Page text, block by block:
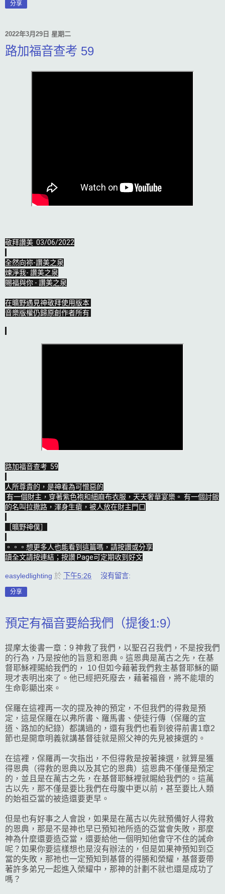
分享
2022年3月29日 星期二
路加福音查考 59
敬拜讚美  03/06/2022
全然向祢-讚美之泉
煉淨我- 讚美之泉
賜福與你 - 讚美之泉
在曠野遇見神敬拜使用版本
音樂版權仍歸原創作者所有
路加福音查考  59
人所尊貴的，是神看為可憎惡的
的名叫拉撒路，渾身生瘡，被人放在財主門口
［曠野神僕］
。。。想更多人也能看到這篇嗎，請按讚或分享
讀全文請按連結；按讚 Page可定期收到好文
easyledlighting 於 下午5:26 沒有留言:
分享
預定有福音要給我們（提後1:9）
提摩太後書一章：9 神救了我們，以聖召召我們，不是按我們
的行為，乃是按他的旨意和恩典。這恩典是萬古之先，在基
督耶穌裡賜給我們的， 10 但如今藉著我們救主基督耶穌的顯
現才表明出來了。他已經把死廢去，藉著福音，將不能壞的
生命彰顯出來。
保羅在這裡再一次的提及神的預定，不但我們的得救是預
定，這是保羅在以弗所書、羅馬書、使徒行傳（保羅的宣
道、路加的紀錄）都講過的，還有我們也看到彼得前書1章2
節也是開章明義就講基督徒就是照父神的先見被揀選的。
在這裡，保羅再一次指出，不但得救是按著揀選，就算是獲
得恩典（得救的恩典以及其它的恩典）這恩典不僅僅是預定
的，並且是在萬古之先，在基督耶穌裡就賜給我們的。這萬
古以先，那不僅是要比我們在母腹中更以前，甚至要比人類
的始祖亞當的被造還要更早。
但是也有好事之人會說，如果是在萬古以先就預備好人得救
的恩典，那是不是神也早已預知祂所造的亞當會失敗，那麼
神為什麼還要造亞當，還要給他一個明知他會守不住的誡命
呢？如果你要這樣想也是沒有辦法的，但是如果神預知到亞
當的失敗，那祂也一定預知到基督的得勝和榮耀，基督要帶
著許多弟兄一起進入榮耀中，那神的計劃不就也還是成功了
嗎？